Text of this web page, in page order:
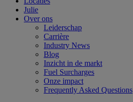
Julie
Over ons
Leiderschap
Carrière
Industry News
Blog
Inzicht in de markt
Fuel Surcharges
Onze impact
Frequently Asked Questions